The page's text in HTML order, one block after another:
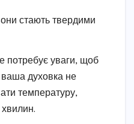
стають твердими
потребує уваги, щоб
ваша духовка не
температуру,
хвилин.